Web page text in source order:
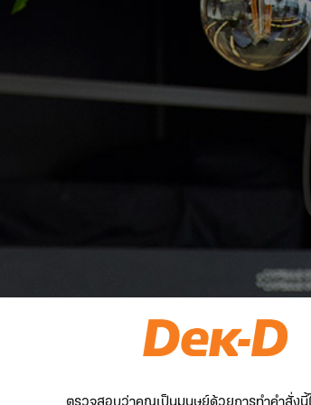
ตรวจสอบว่าคุณเป็นมนุษย์ด้วยการทำคำสั่งนี้